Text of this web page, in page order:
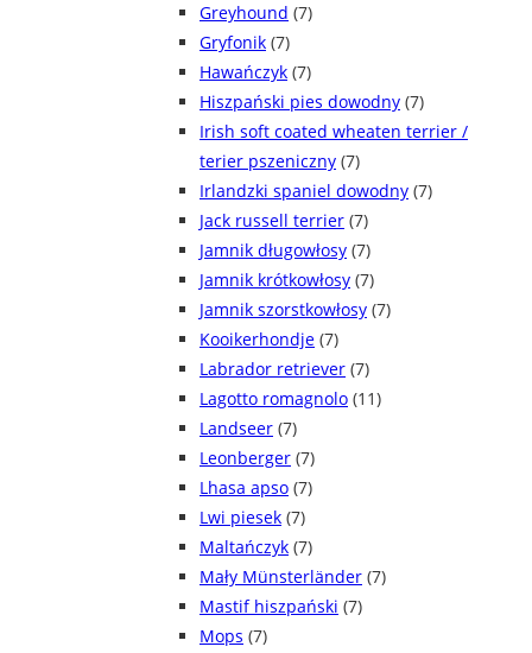
Greyhound (7)
Gryfonik (7)
Hawańczyk (7)
Hiszpański pies dowodny (7)
Irish soft coated wheaten terrier /
terier pszeniczny (7)
Irlandzki spaniel dowodny (7)
Jack russell terrier (7)
Jamnik długowłosy (7)
Jamnik krótkowłosy (7)
Jamnik szorstkowłosy (7)
Kooikerhondje (7)
Labrador retriever (7)
Lagotto romagnolo (11)
Landseer (7)
Leonberger (7)
Lhasa apso (7)
Lwi piesek (7)
Maltańczyk (7)
Mały Münsterländer (7)
Mastif hiszpański (7)
Mops (7)